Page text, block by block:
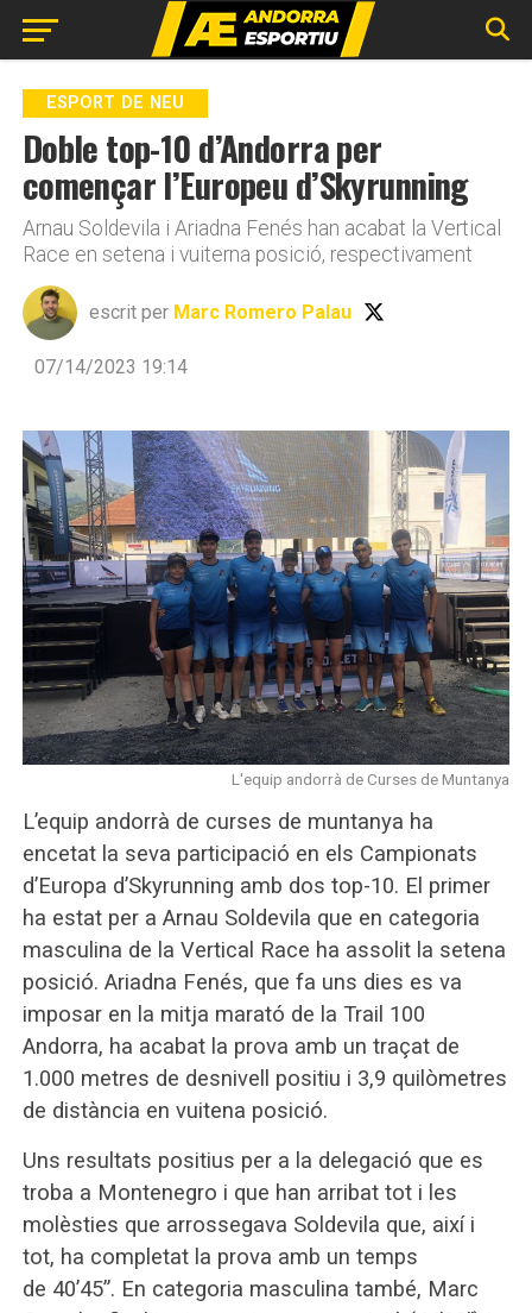
ESPORT DE NEU
Doble top-10 d’Andorra per
començar l’Europeu d’Skyrunning
Arnau Soldevila i Ariadna Fenés han acabat la Vertical
Race en setena i vuiterna posició, respectivament
escrit per Marc Romero Palau
07/14/2023 19:14
L'equip andorrà de Curses de Muntanya
L’equip andorrà de curses de muntanya ha
encetat la seva participació en els Campionats
d’Europa d’Skyrunning amb dos top-10. El primer
ha estat per a Arnau Soldevila que en categoria
masculina de la Vertical Race ha assolit la setena
posició. Ariadna Fenés, que fa uns dies es va
imposar en la mitja marató de la Trail 100
Andorra, ha acabat la prova amb un traçat de
1.000 metres de desnivell positiu i 3,9 quilòmetres
de distància en vuitena posició.
Uns resultats positius per a la delegació que es
troba a Montenegro i que han arribat tot i les
molèsties que arrossegava Soldevila que, així i
tot, ha completat la prova amb un temps
de 40’45”. En categoria masculina també, Marc
Go to mobile version